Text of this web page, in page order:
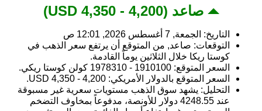
صاعد (4,200 - 4,350 USD)
التاريخ: الجمعة, 7 أغسطس 2026, 12:01 ص
التوقعات: صاعد, من المتوقع أن يرتفع سعر الذهب في
كوستا ريكا خلال الثلاثين يوماً القادمة.
السعر المتوقع: 1910100 - 1978310 كولن كوستا ريكي.
السعر المتوقع بالدولار الأمريكي: 4,200 - 4,350 USD.
التحليل: يشهد سوق الذهب مستويات سعرية غير مسبوقة
عند 4248.55 دولار للأونصة، مدفوعاً بمخاوف التضخم